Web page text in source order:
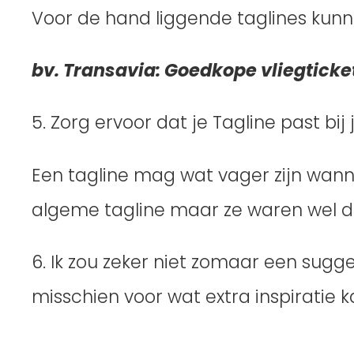
Voor de hand liggende taglines
bv. Transavia: Goedkope
5. Zorg ervoor dat je Tagline past bij
Een tagline mag wat vager zijn
algeme tagline maar ze waren wel
6. Ik zou zeker niet zomaar een
misschien voor wat extra inspiratie